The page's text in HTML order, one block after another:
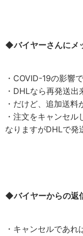
◆バイヤーさんにメ
・COVID-19の影響
・DHLなら再発送出
・だけど、追加送料
・注文をキャンセ
なりますがDHLで発
◆バイヤーからの返
・キャンセルであれ